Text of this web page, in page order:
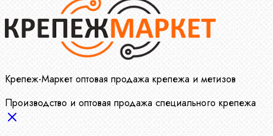
Крепеж-Маркет оптовая продажа крепежа и метизов
Производство и оптовая продажа специального крепежа